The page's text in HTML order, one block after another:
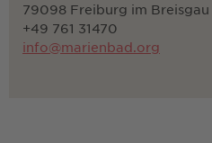
79098 Freiburg im Breisgau
+49 761 31470
info@marienbad.org